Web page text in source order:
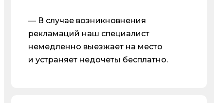
— В случае возникновнения
рекламаций наш специалист
немедленно выезжает на место
и устраняет недочеты бесплатно.